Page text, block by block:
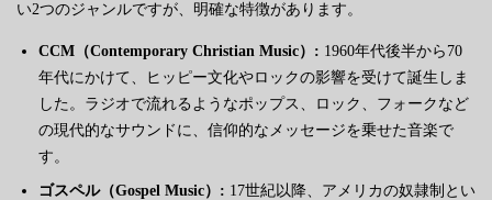
い2つのジャンルですが、明確な特徴があります。
CCM（Contemporary Christian Music）: 1960年代後半から70
年代にかけて、ヒッピー文化やロックの影響を受けて誕生しま
した。ラジオで流れるようなポップス、ロック、フォークなど
の現代的なサウンドに、信仰的なメッセージを乗せた音楽で
す。
ゴスペル（Gospel Music）: 17世紀以降、アメリカの奴隷制とい